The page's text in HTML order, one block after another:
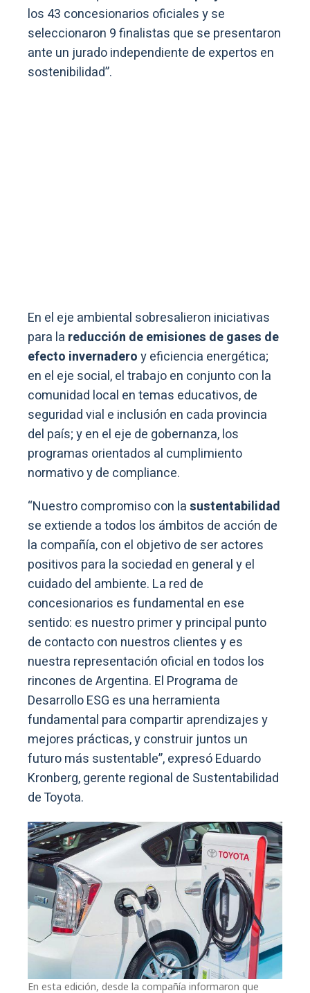
los 43 concesionarios oficiales y se
seleccionaron 9 finalistas que se presentaron
ante un jurado independiente de expertos en
sostenibilidad”.
En el eje ambiental sobresalieron iniciativas
para la reducción de emisiones de gases de
efecto invernaderoy eficiencia energética;
en el eje social, el trabajo en conjunto con la
comunidad local en temas educativos, de
seguridad vial e inclusión en cada provincia
del país; y en el eje de gobernanza, los
programas orientados al cumplimiento
normativo y de compliance.
“Nuestro compromiso con lasustentabilidad
se extiende a todos los ámbitos de acción de
la compañía, con el objetivo de ser actores
positivos para la sociedad en general y el
cuidado del ambiente. La red de
concesionarios es fundamental en ese
sentido: es nuestro primer y principal punto
de contacto con nuestros clientes y es
nuestra representación oficial en todos los
rincones de Argentina. El Programa de
Desarrollo ESG es una herramienta
fundamental para compartir aprendizajes y
mejores prácticas, y construir juntos un
futuro más sustentable”, expresó Eduardo
Kronberg, gerente regional de Sustentabilidad
de Toyota.
En esta edición, desde la compañía informaron que